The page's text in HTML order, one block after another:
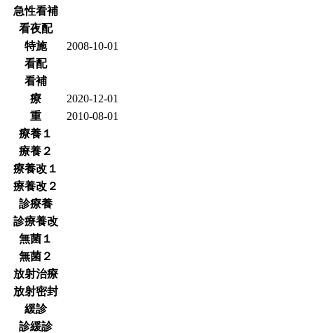
急性看補
看夜配
特施
2008-10-01
看配
看補
療
2020-12-01
重
2010-08-01
療養１
療養２
療養改１
療養改２
診療養
診療養改
無菌１
無菌２
放射治療
放射密封
緩診
診緩診